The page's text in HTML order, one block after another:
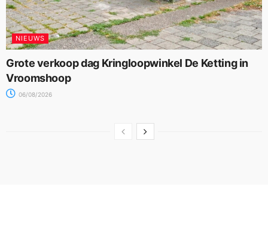
NIEUWS
Grote verkoop dag Kringloopwinkel De Ketting in
Vroomshoop
06/08/2026